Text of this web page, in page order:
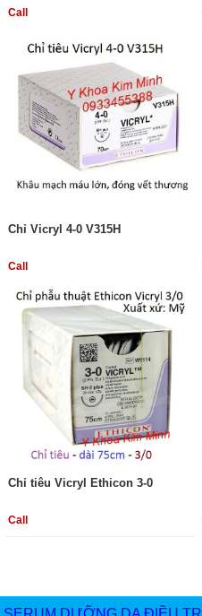
Call
Chỉ Vicryl 4-0 V315H
Call
Chỉ tiêu Vicryl Ethicon 3-0
Call